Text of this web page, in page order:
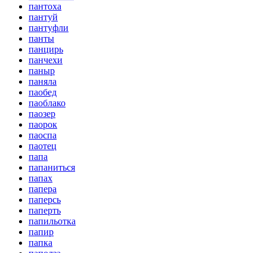
пантоха
пантуй
пантуфли
панты
панцирь
панчехи
паныр
паняла
паобед
паоблако
паозер
паорок
паоспа
паотец
папа
папаниться
папах
папера
паперсь
паперть
папильотка
папир
папка